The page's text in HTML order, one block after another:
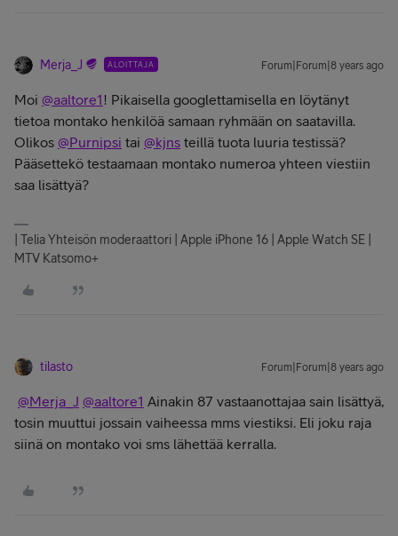
Merja_J ALOITTAJA Forum|Forum|8 years ago
Moi @aaltore1 ! Pikaisella googlettamisella en löytänyt
tietoa montako henkilöä samaan ryhmään on saatavilla.
Olikos @Purnipsi tai @kjns teillä tuota luuria testissä?
Pääsettekö testaamaan montako numeroa yhteen viestiin
saa lisättyä?
| Telia Yhteisön moderaattori | Apple iPhone 16 | Apple Watch SE |
MTV Katsomo+
tilasto Forum|Forum|8 years ago
@Merja_J @aaltore1 Ainakin 87 vastaanottajaa sain lisättyä,
tosin muuttui jossain vaiheessa mms viestiksi. Eli joku raja
siinä on montako voi sms lähettää kerralla.